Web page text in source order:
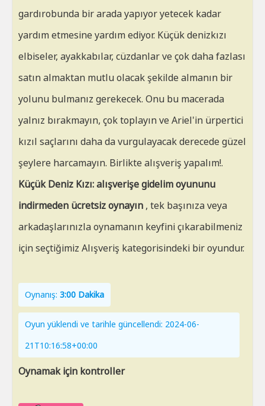
gardırobunda bir arada yapıyor yetecek kadar
yardım etmesine yardım ediyor. Küçük denizkızı
elbiseler, ayakkabılar, cüzdanlar ve çok daha fazlası
satın almaktan mutlu olacak şekilde almanın bir
yolunu bulmanız gerekecek. Onu bu macerada
yalnız bırakmayın, çok toplayın ve Ariel'in ürpertici
kızıl saçlarını daha da vurgulayacak derecede güzel
şeylere harcamayın. Birlikte alışveriş yapalım!.
Küçük Deniz Kızı: alışverişe gidelim oyununu
indirmeden ücretsiz oynayın , tek başınıza veya
arkadaşlarınızla oynamanın keyfini çıkarabilmeniz
için seçtiğimiz Alışveriş kategorisindeki bir oyundur.
Oynanış: 3:00 Dakika
Oyun yüklendi ve tarihle güncellendi: 2024-06-
21T10:16:58+00:00
Oynamak için kontroller